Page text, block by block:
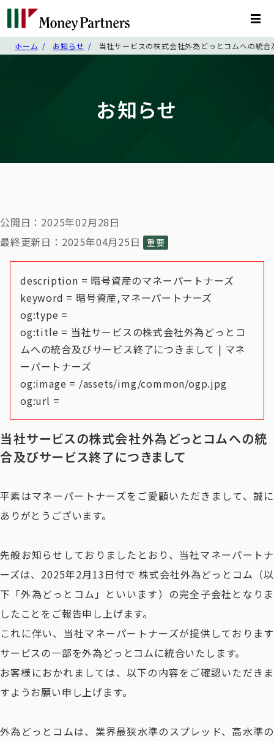
ホーム お知らせ 当社サービスの株式会社外為どっとコムへの統
お知らせ
公開日：2025年02月28日
最終更新日：2025年04月25日
重要
description = 暗号資産のマネーパートナーズ
keyword = 暗号資産,マネーパートナーズ
og:type =
og:title = 当社サービスの株式会社外為どっとコ
ムへの統合及びサービス終了につきまして | マネ
ーパートナーズ
og:image = /assets/img/common/ogp.jpg
og:url =
当社サービスの株式会社外為どっとコムへの統
合及びサービス終了につきまして
平素はマネーパートナーズをご愛顧いただきまして、誠に
ありがとうございます。
先般お知らせしておりましたとおり、当社マネーパートナ
ーズは、2025年2月13日付で 株式会社外為どっとコム（以
下「外為どっとコム」といいます）の完全子会社となりま
したことをご報告申し上げます。
これに伴い、当社マネーパートナーズが提供しております
サービスの一部を外為どっとコムに統合いたします。
お客様におかれましては、以下の内容をご確認いただきま
すようお願い申し上げます。
外為どっとコムは、業界最狭水準のスプレッド、高水準の